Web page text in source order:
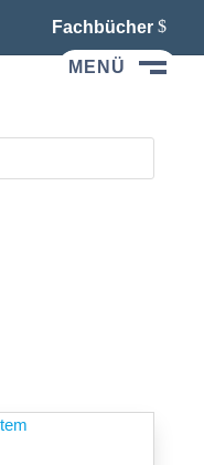
Fachbücher
MENÜ